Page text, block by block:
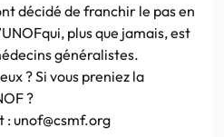
décidé de franchir le pas en
plus que jamais, est
généralistes.
? Si vous preniez la
?
unof@csmf.org